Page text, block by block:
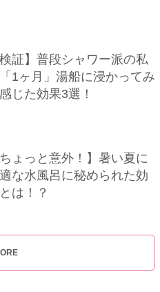
検証】普段シャワー派の私
1ヶ月」湯船に浸かってみ
じた効果3選！
ちょっと意外！】暑い夏に
な水風呂に秘められた効
は！？